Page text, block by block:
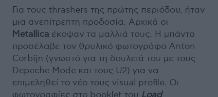
Για τους thrashers της πρώτης περιόδου, ήταν
μια ανεπίτρεπτη προδοσία. Αρχικά οι
Metallica έκοψαν τα μαλλιά τους. Η μπάντα
προσέλαβε τον θρυλικό φωτογράφο Anton
Corbijn (γνωστό για τη δουλειά του με τους
Depeche Mode και τους U2) για να
επιμεληθεί το νέο τους visual profile. Οι
φωτογραφίες στο booklet του Load